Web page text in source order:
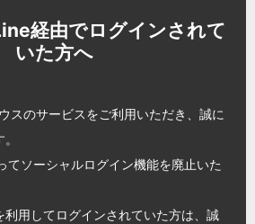
経由でログインされて
いた方へ
スのサービスをご利用いただき、誠に
ソーシャルログイン機能を廃止いた
利用してログインされていた方は、誠